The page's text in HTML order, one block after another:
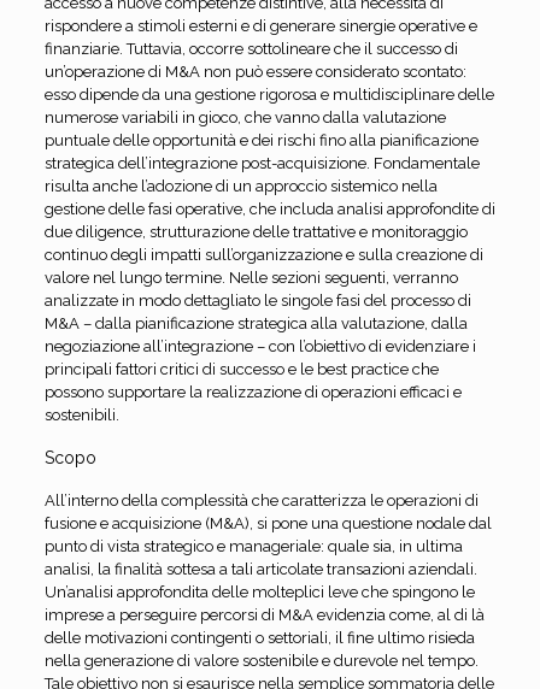
rispondere a stimoli esterni e di generare sinergie operative e
finanziarie. Tuttavia, occorre sottolineare che il successo di
un’operazione di M&A non può essere considerato scontato:
esso dipende da una gestione rigorosa e multidisciplinare delle
numerose variabili in gioco, che vanno dalla valutazione
puntuale delle opportunità e dei rischi fino alla pianificazione
strategica dell’integrazione post-acquisizione. Fondamentale
risulta anche l’adozione di un approccio sistemico nella
gestione delle fasi operative, che includa analisi approfondite di
due diligence, strutturazione delle trattative e monitoraggio
continuo degli impatti sull’organizzazione e sulla creazione di
valore nel lungo termine. Nelle sezioni seguenti, verranno
analizzate in modo dettagliato le singole fasi del processo di
M&A – dalla pianificazione strategica alla valutazione, dalla
negoziazione all’integrazione – con l’obiettivo di evidenziare i
principali fattori critici di successo e le best practice che
possono supportare la realizzazione di operazioni efficaci e
sostenibili.
Scopo
All’interno della complessità che caratterizza le operazioni di
fusione e acquisizione (M&A), si pone una questione nodale dal
punto di vista strategico e manageriale: quale sia, in ultima
analisi, la finalità sottesa a tali articolate transazioni aziendali.
Un’analisi approfondita delle molteplici leve che spingono le
imprese a perseguire percorsi di M&A evidenzia come, al di là
delle motivazioni contingenti o settoriali, il fine ultimo risieda
nella generazione di valore sostenibile e durevole nel tempo.
Tale obiettivo non si esaurisce nella semplice sommatoria delle